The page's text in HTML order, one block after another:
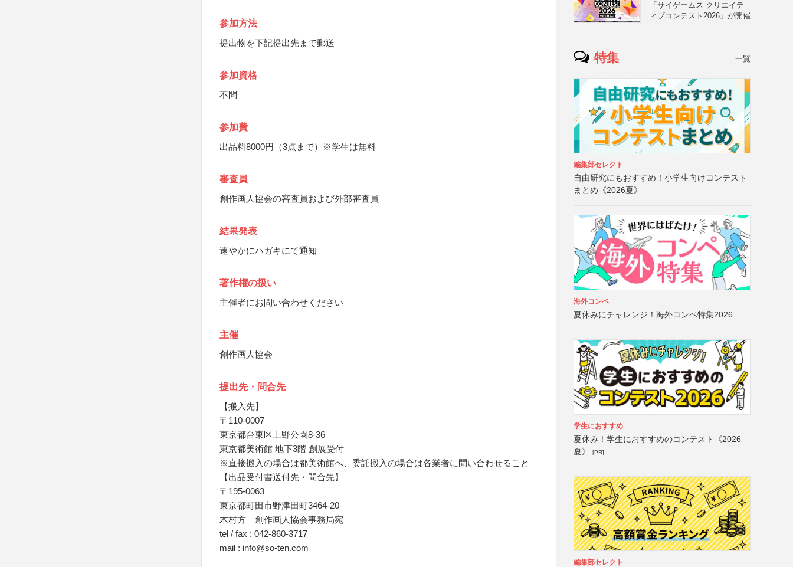
参加方法
提出物を下記提出先まで郵送
参加資格
不問
参加費
出品料8000円（3点まで）※学生は無料
審査員
創作画人協会の審査員および外部審査員
結果発表
速やかにハガキにて通知
著作権の扱い
主催者にお問い合わせください
主催
創作画人協会
提出先・問合先
【搬入先】
〒110-0007
東京都台東区上野公園8-36
東京都美術館 地下3階 創展受付
※直接搬入の場合は都美術館へ、委託搬入の場合は各業者に問い合わせること
【出品受付書送付先・問合先】
〒195-0063
東京都町田市野津田町3464-20
木村方 創作画人協会事務局宛
tel / fax : 042-860-3717
mail : info@so-ten.com
「サイゲームス クリエイテ
ィブコンテスト2026」が開催
特集 一覧
編集部セレクト
自由研究にもおすすめ！小学生向けコンテスト
まとめ《2026夏》
海外コンペ
夏休みにチャレンジ！海外コンペ特集2026
学生におすすめ
夏休み！学生におすすめのコンテスト《2026
夏》
[PR]
編集部セレクト